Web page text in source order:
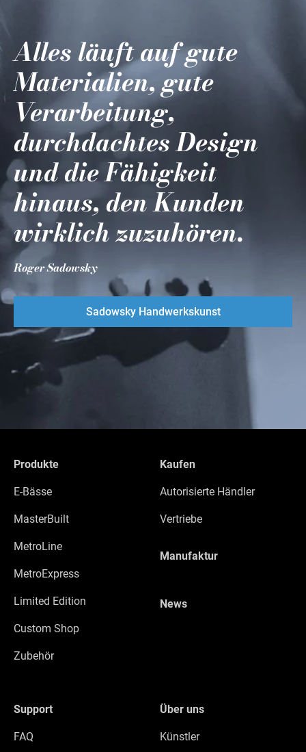
Alles läuft auf gute
Materialien, gute
Verarbeitung,
durchdachtes Design
und die Fähigkeit
hinaus, den Kunden
wirklich zuzuhören.
Roger Sadowsky
Sadowsky Handwerkskunst
Produkte
E-Bässe
MasterBuilt
MetroLine
MetroExpress
Limited Edition
Custom Shop
Zubehör
Kaufen
Autorisierte Händler
Vertriebe
Manufaktur
News
Support
FAQ
Über uns
Künstler